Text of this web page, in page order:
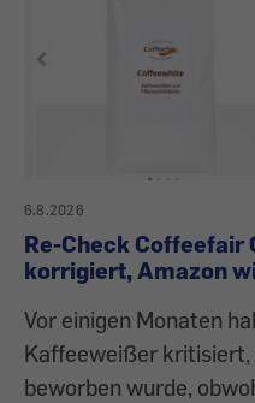
6.8.2026
Re-Check Coffeefair
korrigiert, Amazon
Vor einigen Monaten
Kaffeeweißer
beworben wurde,